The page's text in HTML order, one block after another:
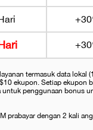
termasuk data lokal
ekupon. Setiap ekupon
penggunaan bonus
prabayar dengan 2 kali